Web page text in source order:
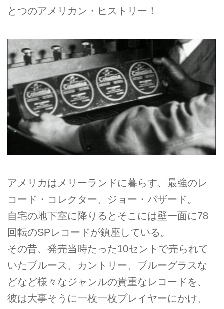
とつのアメリカン・ヒストリー！
アメリカはメリーランドに暮らす、最強のレ
コード・コレクター、ジョー・バザード。
自宅の地下室に降りるとそこには壁一面に78
回転のSPレコードが鎮座している。
その昔、発売当時たった10セントで売られて
いたブルース、カントリー、ブルーグラスな
どなど様々なジャンルの貴重なレコードを、
彼は大事そうに一枚一枚プレイヤーにかけ、